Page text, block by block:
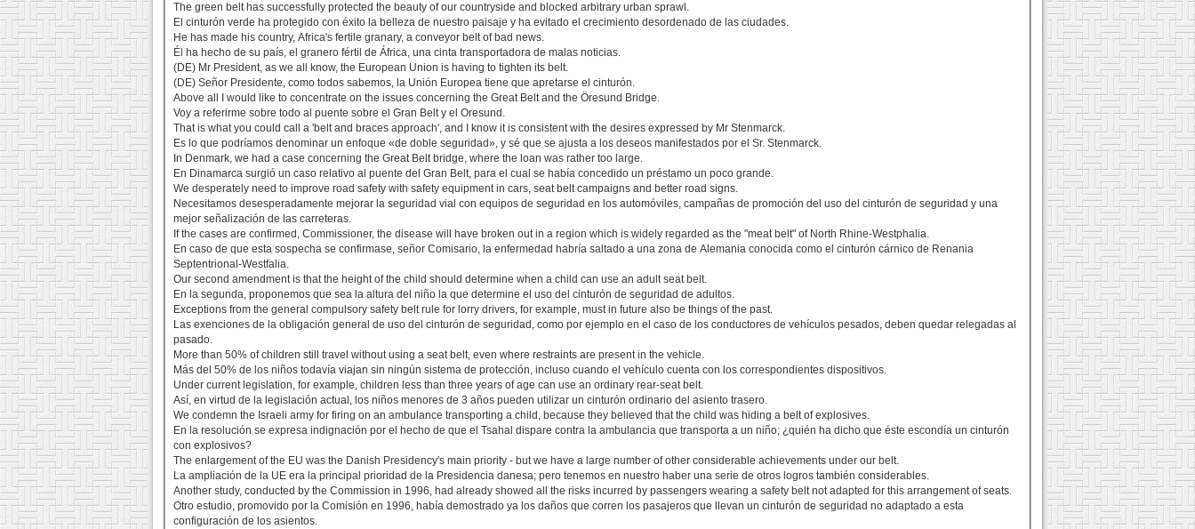
The green belt has successfully protected the beauty of our countryside and blocked arbitrary urban sprawl.
El cinturón verde ha protegido con éxito la belleza de nuestro paisaje y ha evitado el crecimiento desordenado de las ciudades.
He has made his country, Africa's fertile granary, a conveyor belt of bad news.
Él ha hecho de su país, el granero fértil de África, una cinta transportadora de malas noticias.
(DE) Mr President, as we all know, the European Union is having to tighten its belt.
(DE) Señor Presidente, como todos sabemos, la Unión Europea tiene que apretarse el cinturón.
Above all I would like to concentrate on the issues concerning the Great Belt and the Öresund Bridge.
Voy a referirme sobre todo al puente sobre el Gran Belt y el Oresund.
That is what you could call a 'belt and braces approach', and I know it is consistent with the desires expressed by Mr Stenmarck.
Es lo que podríamos denominar un enfoque «de doble seguridad», y sé que se ajusta a los deseos manifestados por el Sr. Stenmarck.
In Denmark, we had a case concerning the Great Belt bridge, where the loan was rather too large.
En Dinamarca surgió un caso relativo al puente del Gran Belt, para el cual se había concedido un préstamo un poco grande.
We desperately need to improve road safety with safety equipment in cars, seat belt campaigns and better road signs.
Necesitamos desesperadamente mejorar la seguridad vial con equipos de seguridad en los automóviles, campañas de promoción del uso del cinturón de seguridad y una
mejor señalización de las carreteras.
If the cases are confirmed, Commissioner, the disease will have broken out in a region which is widely regarded as the "meat belt" of North Rhine-Westphalia.
En caso de que esta sospecha se confirmase, señor Comisario, la enfermedad habría saltado a una zona de Alemania conocida como el cinturón cárnico de Renania
Septentrional-Westfalia.
Our second amendment is that the height of the child should determine when a child can use an adult seat belt.
En la segunda, proponemos que sea la altura del niño la que determine el uso del cinturón de seguridad de adultos.
Exceptions from the general compulsory safety belt rule for lorry drivers, for example, must in future also be things of the past.
Las exenciones de la obligación general de uso del cinturón de seguridad, como por ejemplo en el caso de los conductores de vehículos pesados, deben quedar relegadas al
pasado.
More than 50% of children still travel without using a seat belt, even where restraints are present in the vehicle.
Más del 50% de los niños todavía viajan sin ningún sistema de protección, incluso cuando el vehículo cuenta con los correspondientes dispositivos.
Under current legislation, for example, children less than three years of age can use an ordinary rear-seat belt.
Así, en virtud de la legislación actual, los niños menores de 3 años pueden utilizar un cinturón ordinario del asiento trasero.
We condemn the Israeli army for firing on an ambulance transporting a child, because they believed that the child was hiding a belt of explosives.
En la resolución se expresa indignación por el hecho de que el Tsahal dispare contra la ambulancia que transporta a un niño; ¿quién ha dicho que éste escondía un cinturón
con explosivos?
The enlargement of the EU was the Danish Presidency's main priority - but we have a large number of other considerable achievements under our belt.
La ampliación de la UE era la principal prioridad de la Presidencia danesa; pero tenemos en nuestro haber una serie de otros logros también considerables.
Another study, conducted by the Commission in 1996, had already showed all the risks incurred by passengers wearing a safety belt not adapted for this arrangement of seats.
Otro estudio, promovido por la Comisión en 1996, había demostrado ya los daños que corren los pasajeros que llevan un cinturón de seguridad no adaptado a esta
configuración de los asientos.